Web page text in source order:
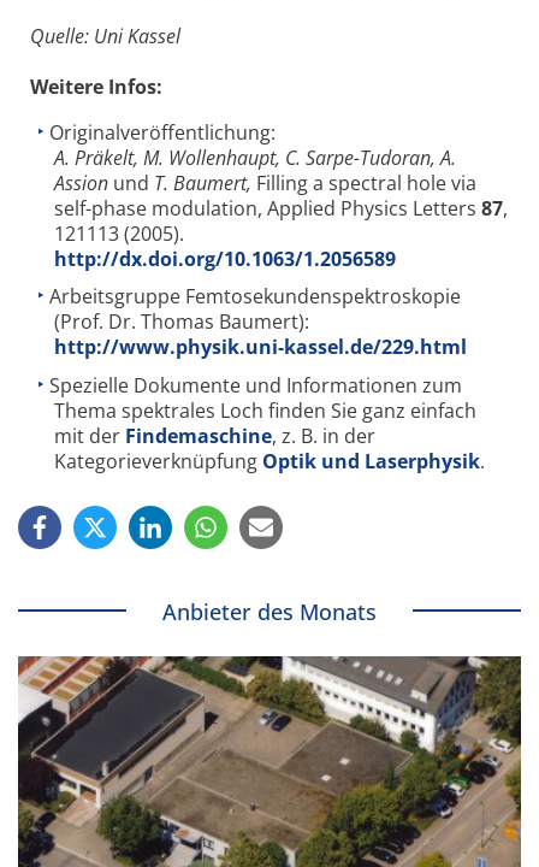
Quelle: Uni Kassel
Weitere Infos:
Originalveröffentlichung:
A. Präkelt, M. Wollenhaupt, C. Sarpe-Tudoran, A.
Assion und T. Baumert, Filling a spectral hole via
self-phase modulation, Applied Physics Letters 87,
121113 (2005).
http://dx.doi.org/10.1063/1.2056589
Arbeitsgruppe Femtosekundenspektroskopie
(Prof. Dr. Thomas Baumert):
http://www.physik.uni-kassel.de/229.html
Spezielle Dokumente und Informationen zum
Thema spektrales Loch finden Sie ganz einfach
mit der Findemaschine, z. B. in der
Kategorieverknüpfung Optik und Laserphysik.
Anbieter des Monats